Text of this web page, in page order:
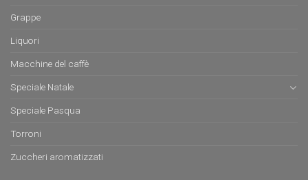
Grappe
Liquori
Macchine del caffè
Speciale Natale
Speciale Pasqua
Torroni
Zuccheri aromatizzati